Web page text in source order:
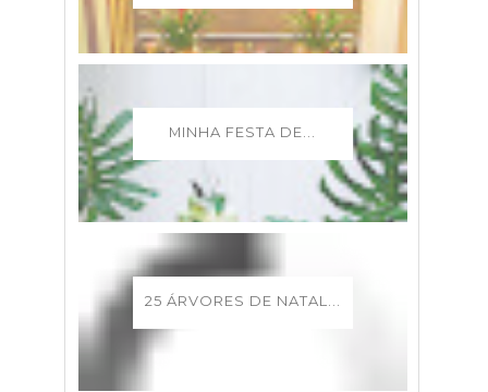
MINHA FESTA DE...
25 ÁRVORES DE NATAL...